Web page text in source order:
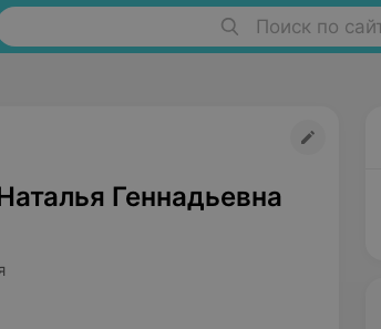
Поиск по
Геннадьевна